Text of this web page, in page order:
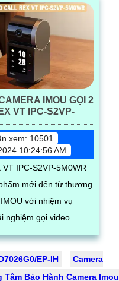
IMOU GỌI 2
VT IPC-S2VP-
xem: 10501
10:24:56 AM
VT IPC-S2VP-5M0WR
mới đến từ thương
với nhiệm vụ
nghiệm gọi video
và chính xác cho người
EP-IH
Camera
Tâm Bảo Hành Camera Imou